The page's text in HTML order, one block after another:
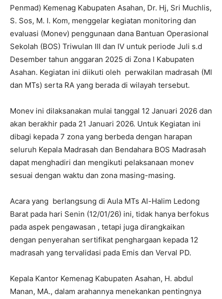
Penmad) Kemenag Kabupaten Asahan, Dr. Hj, Sri Muchlis,
S. Sos, M. I. Kom, menggelar kegiatan monitoring dan
evaluasi (Monev) penggunaan dana Bantuan Operasional
Sekolah (BOS) Triwulan III dan IV untuk periode Juli s.d
Desember tahun anggaran 2025 di Zona I Kabupaten
Asahan. Kegiatan ini diikuti oleh perwakilan madrasah (MI
dan MTs) serta RA yang berada di wilayah tersebut.
Monev ini dilaksanakan mulai tanggal 12 Januari 2026 dan
akan berakhir pada 21 Januari 2026. Untuk Kegiatan ini
dibagi kepada 7 zona yang berbeda dengan harapan
seluruh Kepala Madrasah dan Bendahara BOS Madrasah
dapat menghadiri dan mengikuti pelaksanaan monev
sesuai dengan waktu dan zona masing-masing.
Acara yang berlangsung di Aula MTs Al-Halim Ledong
Barat pada hari Senin (12/01/26) ini, tidak hanya berfokus
pada aspek pengawasan , tetapi juga dirangkaikan
dengan penyerahan sertifikat penghargaan kepada 12
madrasah yang tervalidasi pada Emis dan Verval PD.
Kepala Kantor Kemenag Kabupaten Asahan, H. abdul
Manan, MA., dalam arahannya menekankan pentingnya